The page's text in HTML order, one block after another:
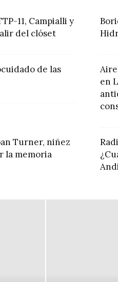
11, Campialli y
del clóset
de las
en
Turner, niñez
la memoria